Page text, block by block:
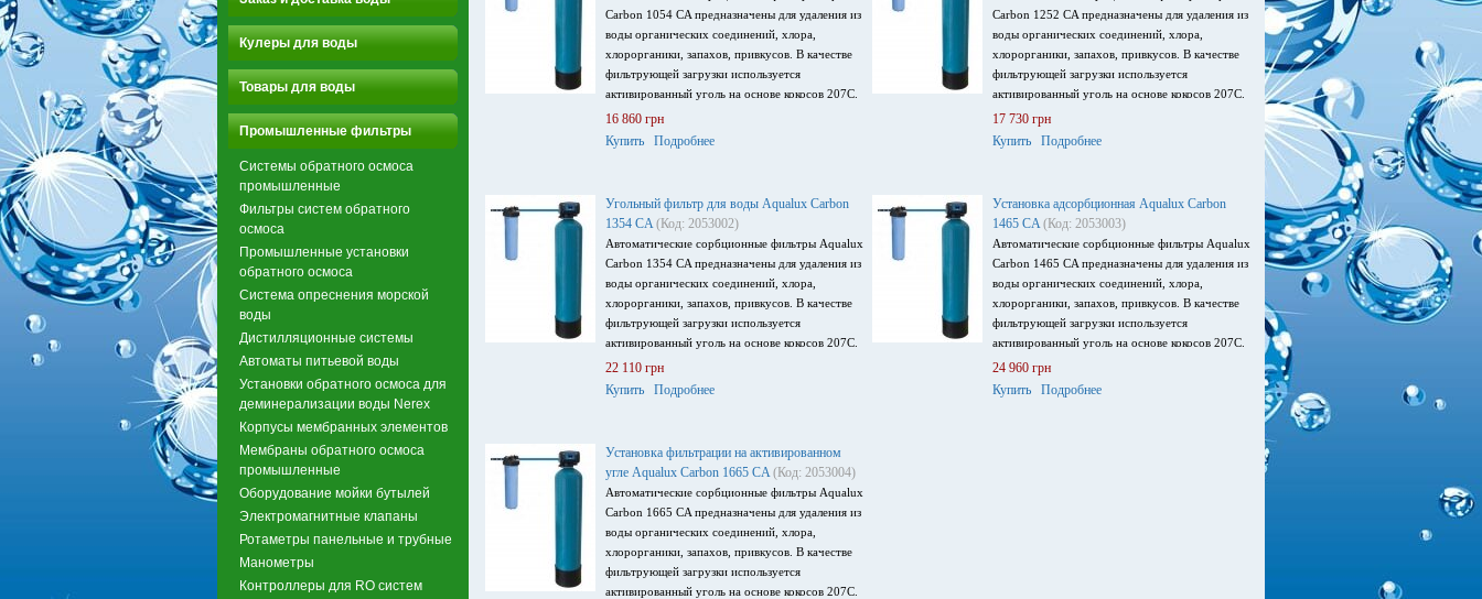
Кулеры для воды
Товары для воды
Промышленные фильтры
Системы обратного осмоса
промышленные
Фильтры систем обратного
осмоса
Промышленные установки
обратного осмоса
Система опреснения морской
воды
Дистилляционные системы
Автоматы питьевой воды
Установки обратного осмоса для
деминерализации воды Nerex
Корпусы мембранных элементов
Мембраны обратного осмоса
промышленные
Оборудование мойки бутылей
Электромагнитные клапаны
Ротаметры панельные и трубные
Манометры
Контроллеры для RO систем
Carbon 1054 CA предназначены для удаления из
воды органических соединений, хлора,
хлорорганики, запахов, привкусов. В качестве
фильтрующей загрузки используется
активированный уголь на основе кокосов 207С.
16 860 грн
Купить
Подробнее
Carbon 1252 CA предназначены для удаления из
воды органических соединений, хлора,
хлорорганики, запахов, привкусов. В качестве
фильтрующей загрузки используется
активированный уголь на основе кокосов 207С.
17 730 грн
Купить
Подробнее
Угольный фильтр для воды Aqualux Carbon
1354 CA (Код: 2053002)
Автоматические сорбционные фильтры Aqualux
Carbon 1354 CA предназначены для удаления из
воды органических соединений, хлора,
хлорорганики, запахов, привкусов. В качестве
фильтрующей загрузки используется
активированный уголь на основе кокосов 207С.
22 110 грн
Купить
Подробнее
Установка адсорбционная Aqualux Carbon
1465 CA (Код: 2053003)
Автоматические сорбционные фильтры Aqualux
Carbon 1465 CA предназначены для удаления из
воды органических соединений, хлора,
хлорорганики, запахов, привкусов. В качестве
фильтрующей загрузки используется
активированный уголь на основе кокосов 207С.
24 960 грн
Купить
Подробнее
Установка фильтрации на активированном
угле Aqualux Carbon 1665 CA (Код: 2053004)
Автоматические сорбционные фильтры Aqualux
Carbon 1665 CA предназначены для удаления из
воды органических соединений, хлора,
хлорорганики, запахов, привкусов. В качестве
фильтрующей загрузки используется
активированный уголь на основе кокосов 207С.